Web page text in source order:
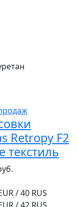
Retropy F2
текстиль
/ 40 RUS